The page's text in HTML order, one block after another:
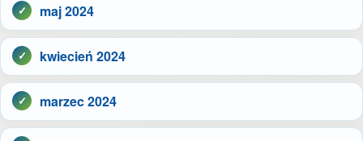
maj 2024
kwiecień 2024
marzec 2024